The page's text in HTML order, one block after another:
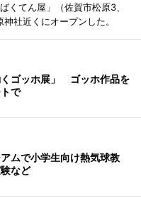
くてん屋」（佐賀市松原3、
社近くにオープンした。
ゴッホ展」 ゴッホ作品を
で
ムで小学生向け熱気球教
など